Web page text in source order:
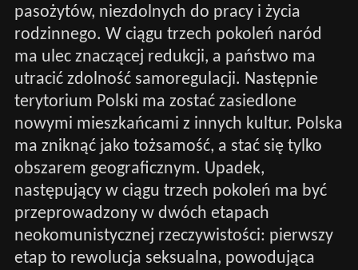
pasożytów, niezdolnych do pracy i życia
rodzinnego. W ciągu trzech pokoleń naród
ma ulec znaczącej redukcji, a państwo ma
utracić zdolność samoregulacji. Następnie
terytorium Polski ma zostać zasiedlone
nowymi mieszkańcami z innych kultur. Polska
ma zniknąć jako tożsamość, a stać się tylko
obszarem geograficznym. Upadek,
następujący w ciągu trzech pokoleń ma być
przeprowadzony w dwóch etapach
neokomunistycznej rzeczywistości: pierwszy
etap to rewolucja seksualna, powodująca